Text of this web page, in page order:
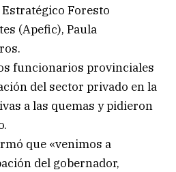
Foresto
(Apefic), Paula
funcionarios provinciales
del sector privado en la
a las quemas y pidieron
que «venimos a
del gobernador,